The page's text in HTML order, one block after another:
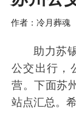
作者：冷月葬魂
助力苏
公交出行，
营。下面苏
站点汇总。